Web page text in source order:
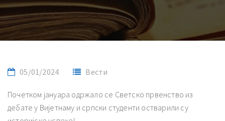
05/01/2024 Вести
Почетком јануара одржало се Светско првенство из
дебате у Вијетнаму и српски студенти остварили су